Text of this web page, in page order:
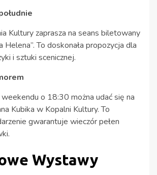
Kultury zaprasza na seans biletowany
Helena”. To doskonała propozycja dla
i sztuki scenicznej.
o 18:30 można udać się na
Kubika w Kopalni Kultury. To
gwarantuje wieczór pełen
Wystawy